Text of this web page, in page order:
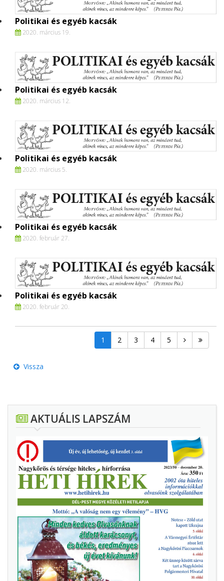
Politikai és egyéb kacsák
2020. március 19.
Politikai és egyéb kacsák
2020. március 12.
Politikai és egyéb kacsák
2020. március 5.
Politikai és egyéb kacsák
2020. február 27.
Politikai és egyéb kacsák
2020. február 20.
1 2 3 4 5
Vissza
AKTUÁLIS LAPSZÁM